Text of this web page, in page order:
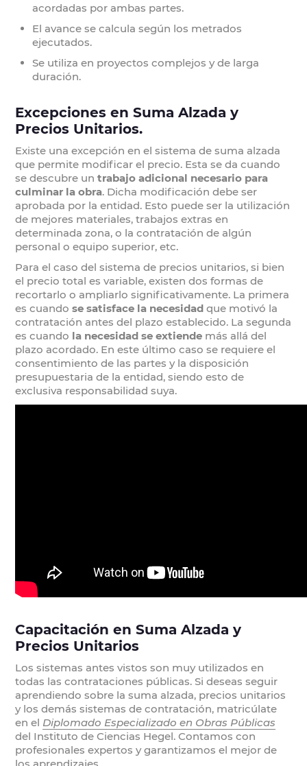
acordadas por ambas partes.
El avance se calcula según los metrados
ejecutados.
Se utiliza en proyectos complejos y de larga
duración.
Excepciones en Suma Alzada y
Precios Unitarios.
Existe una excepción en el sistema de suma alzada
que permite modificar el precio. Esta se da cuando
se descubre untrabajo adicional necesario para
culminar la obra. Dicha modificación debe ser
aprobada por la entidad. Esto puede ser la utilización
de mejores materiales, trabajos extras en
determinada zona, o la contratación de algún
personal o equipo superior, etc.
Para el caso del sistema de precios unitarios, si bien
el precio total es variable, existen dos formas de
recortarlo o ampliarlo significativamente. La primera
es cuandose satisface la necesidad que motivó la
contratación antes del plazo establecido. La segunda
es cuando la necesidad se extiende más allá del
plazo acordado. En este último caso se requiere el
consentimiento de las partes y la disposición
presupuestaria de la entidad, siendo esto de
exclusiva responsabilidad suya.
Capacitación en Suma Alzada y
Precios Unitarios
Los sistemas antes vistos son muy utilizados en
todas las contrataciones públicas. Si deseas seguir
aprendiendo sobre la suma alzada, precios unitarios
y los demás sistemas de contratación, matricúlate
en el Diplomado Especializado en Obras Públicas
del Instituto de Ciencias Hegel. Contamos con
profesionales expertos y garantizamos el mejor de